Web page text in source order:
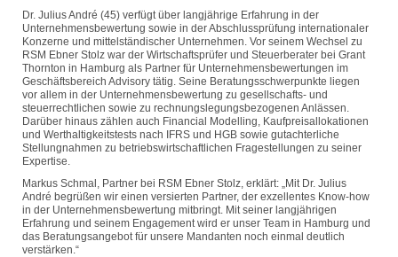
Dr. Julius André (45) verfügt über langjährige Erfahrung in der
Unternehmensbewertung sowie in der Abschlussprüfung internationaler
Konzerne und mittelständischer Unternehmen. Vor seinem Wechsel zu
RSM Ebner Stolz war der Wirtschaftsprüfer und Steuerberater bei Grant
Thornton in Hamburg als Partner für Unternehmensbewertungen im
Geschäftsbereich Advisory tätig. Seine Beratungsschwerpunkte liegen
vor allem in der Unternehmensbewertung zu gesellschafts- und
steuerrechtlichen sowie zu rechnungslegungsbezogenen Anlässen.
Darüber hinaus zählen auch Financial Modelling, Kaufpreisallokationen
und Werthaltigkeitstests nach IFRS und HGB sowie gutachterliche
Stellungnahmen zu betriebswirtschaftlichen Fragestellungen zu seiner
Expertise.
Markus Schmal, Partner bei RSM Ebner Stolz, erklärt: „Mit Dr. Julius
André begrüßen wir einen versierten Partner, der exzellentes Know-how
in der Unternehmensbewertung mitbringt. Mit seiner langjährigen
Erfahrung und seinem Engagement wird er unser Team in Hamburg und
das Beratungsangebot für unsere Mandanten noch einmal deutlich
verstärken.“